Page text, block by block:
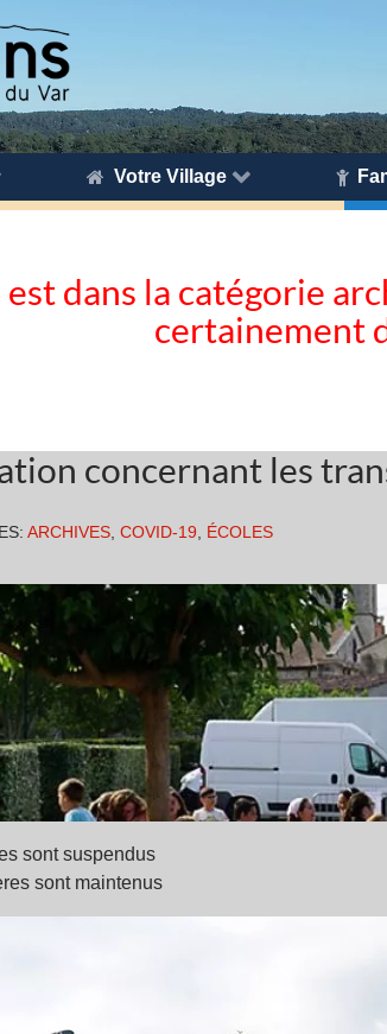
Votre Village
dans la catégorie
certainement
concernant les
ARCHIVES COVID-19 ÉCOLES
sont suspendus
sont maintenus